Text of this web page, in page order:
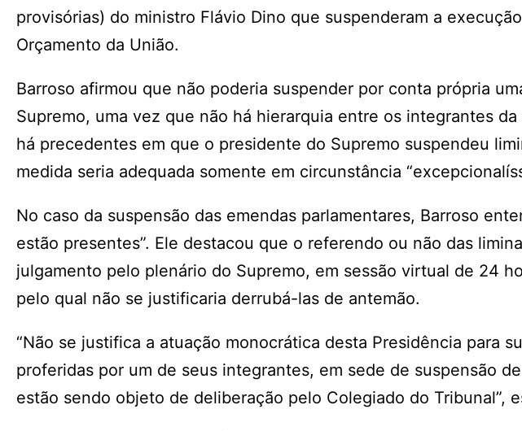
provisórias) do ministro Flávio Dino que suspenderam a
Orçamento da União.
Barroso afirmou que não poderia suspender por conta própria
Supremo, uma vez que não há hierarquia entre os integrantes
há precedentes em que o presidente do Supremo suspendeu
medida seria adequada somente em circunstância
No caso da suspensão das emendas parlamentares, Barroso
estão presentes”. Ele destacou que o referendo ou não das
julgamento pelo plenário do Supremo, em sessão virtual de 24
pelo qual não se justificaria derrubá-las de antemão.
“Não se justifica a atuação monocrática desta Presidência para
proferidas por um de seus integrantes, em sede de suspensão
estão sendo objeto de deliberação pelo Colegiado do Tribunal”,